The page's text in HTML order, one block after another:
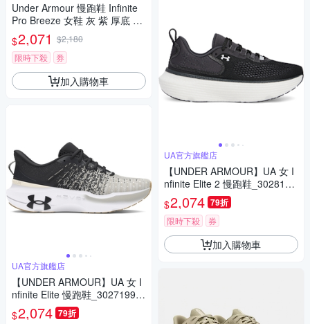
Under Armour 慢跑鞋 Infinite
Pro Breeze 女鞋 灰 紫 厚底 緩
衝 輕量 運動鞋 UA 302719710
0
$2,071 $2,180
限時下殺
券
加入購物車
UA官方旗艦店
【UNDER ARMOUR】UA 女 I
nfinite Elite 慢跑鞋_3027199-1
04
$2,074 79折
UA官方旗艦店
【UNDER ARMOUR】UA 女 I
nfinite Elite 2 慢跑鞋_3028178
-001
$2,074 79折
限時下殺 券
加入購物車